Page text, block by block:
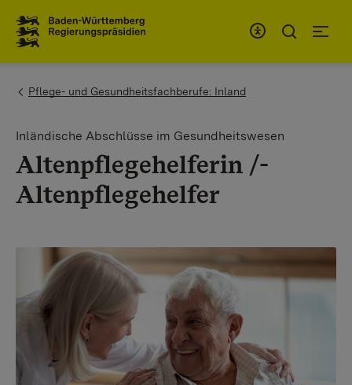
You are here:
Pflege- und Gesundheitsfachberufe: Inland
Inländische Abschlüsse im Gesundheitswesen
Altenpflegehelferin /­
Altenpflegehelfer